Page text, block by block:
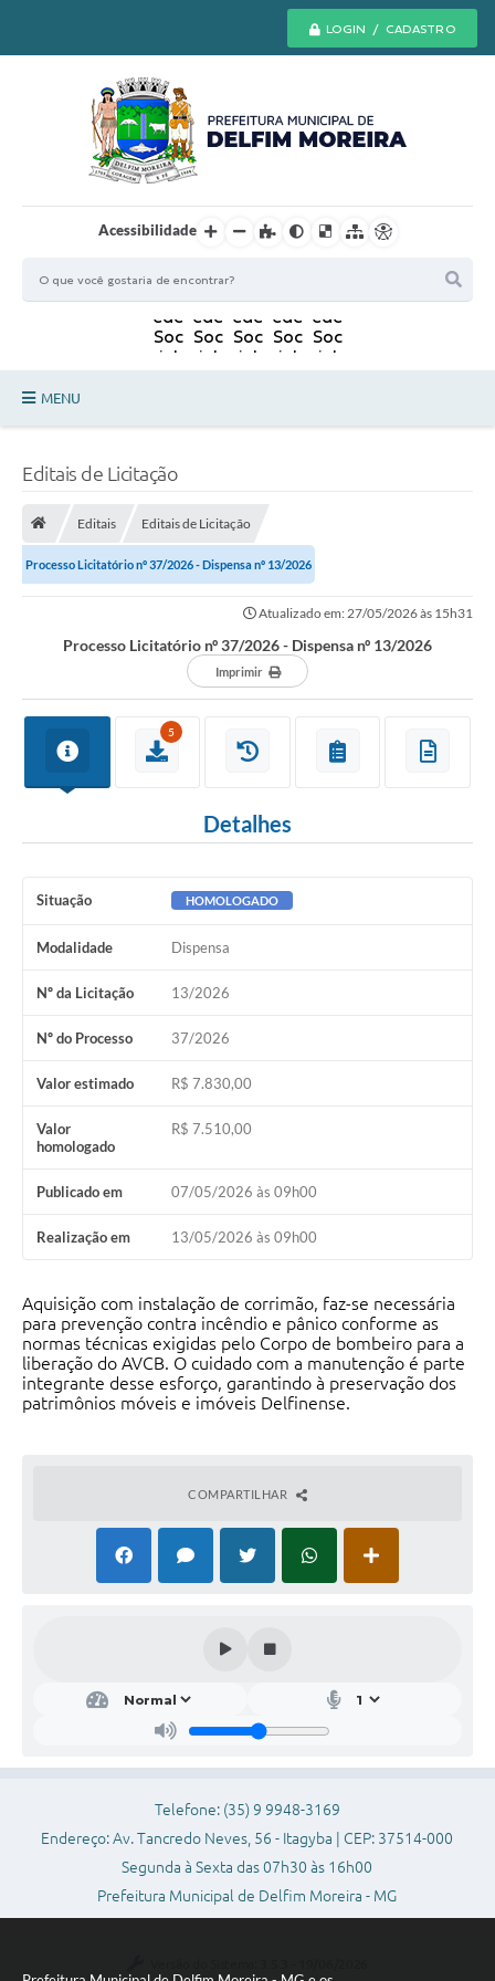
LOGIN / CADASTRO
Acessibilidade
MENU
Defesa Civil
AQUI TEM SEBRAE
DOCUMENTOS
Cultura
Meio Ambiente
Conheça Delfim Moreira
JORNADA DO PATRIMÔNIO
Arquivos para Download
Links
Contratos
Editais de Licitação
Editais Editais de Licitação
Processo Licitatório nº 37/2026 - Dispensa nº 13/2026
Atualizado em: 27/05/2026 às 15h31
Processo Licitatório nº 37/2026 - Dispensa nº 13/2026
Imprimir
5
Detalhes
Situação HOMOLOGADO
Modalidade Dispensa
Nº da Licitação 13/2026
Nº do Processo 37/2026
Valor estimado R$ 7.830,00
Valor
homologado
R$ 7.510,00
Publicado em 07/05/2026 às 09h00
Realização em 13/05/2026 às 09h00
Aquisição com instalação de corrimão, faz-se necessária
para prevenção contra incêndio e pânico conforme as
normas técnicas exigidas pelo Corpo de bombeiro para a
liberação do AVCB. O cuidado com a manutenção é parte
integrante desse esforço, garantindo à preservação dos
patrimônios móveis e imóveis Delfinense.
COMPARTILHAR
Telefone: (35) 9 9948-3169
Endereço: Av. Tancredo Neves, 56 - Itagyba | CEP: 37514-000
Segunda à Sexta das 07h30 às 16h00
Prefeitura Municipal de Delfim Moreira - MG